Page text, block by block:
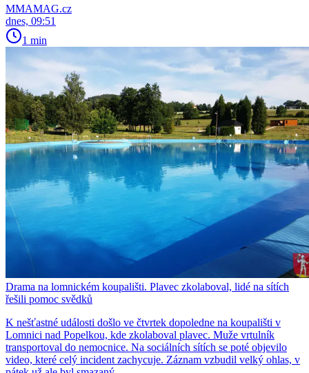
MMAMAG.cz
dnes, 09:51
1 min
Drama na lomnickém koupališti. Plavec zkolaboval, lidé na sítích
řešili pomoc svědků
K nešťastné události došlo ve čtvrtek dopoledne na koupališti v
Lomnici nad Popelkou, kde zkolaboval plavec. Muže vrtulník
transportoval do nemocnice. Na sociálních sítích se poté objevilo
video, které celý incident zachycuje. Záznam vzbudil velký ohlas, v